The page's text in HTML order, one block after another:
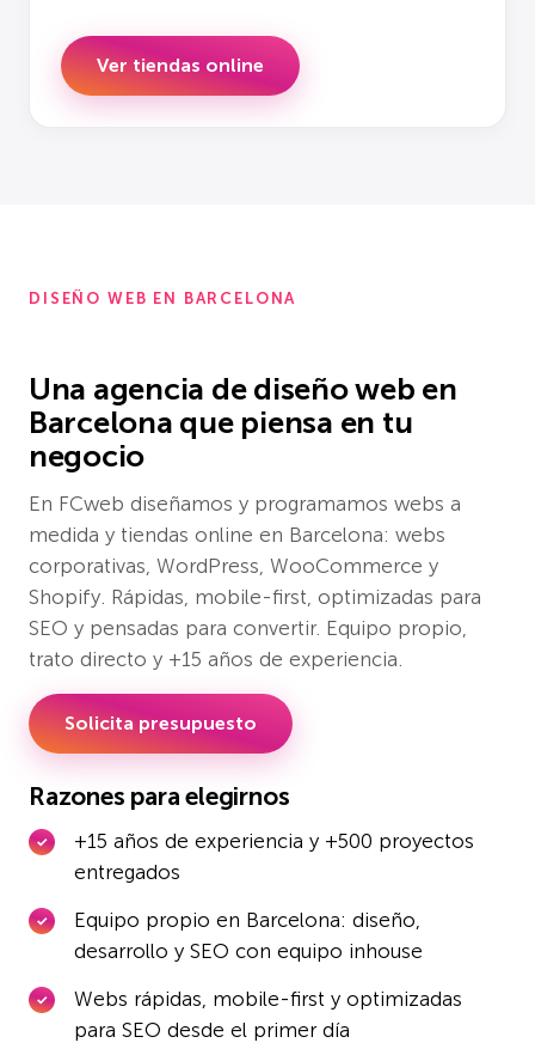
Ver tiendas online
DISEÑO WEB EN BARCELONA
Una agencia de diseño web en
Barcelona que piensa en tu
negocio
En FCweb diseñamos y programamos webs a
medida y tiendas online en Barcelona: webs
corporativas, WordPress, WooCommerce y
Shopify. Rápidas, mobile-first, optimizadas para
SEO y pensadas para convertir. Equipo propio,
trato directo y +15 años de experiencia.
Solicita presupuesto
Razones para elegirnos
+15 años de experiencia y +500 proyectos
entregados
Equipo propio en Barcelona: diseño,
desarrollo y SEO con equipo inhouse
Webs rápidas, mobile-first y optimizadas
para SEO desde el primer día